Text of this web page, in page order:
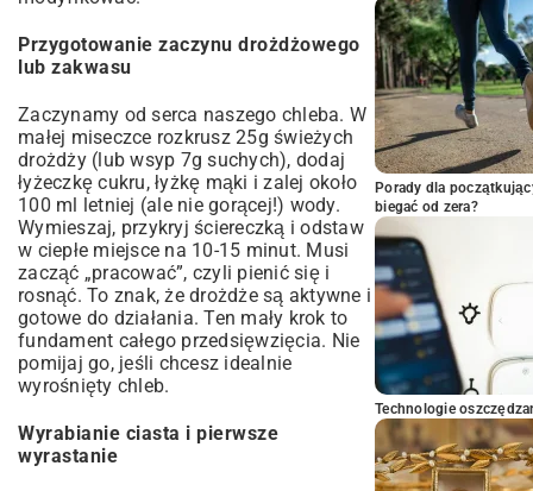
Przygotowanie zaczynu drożdżowego
lub zakwasu
Zaczynamy od serca naszego chleba. W
małej miseczce rozkrusz 25g świeżych
drożdży (lub wsyp 7g suchych), dodaj
łyżeczkę cukru, łyżkę mąki i zalej około
100 ml letniej (ale nie gorącej!) wody.
Wymieszaj, przykryj ściereczką i odstaw
w ciepłe miejsce na 10-15 minut. Musi
zacząć „pracować”, czyli pienić się i
rosnąć. To znak, że drożdże są aktywne i
gotowe do działania. Ten mały krok to
fundament całego przedsięwzięcia. Nie
pomijaj go, jeśli chcesz idealnie
wyrośnięty chleb.
Wyrabianie ciasta i pierwsze
wyrastanie
Porady dla
biegać od zera?
Technologie